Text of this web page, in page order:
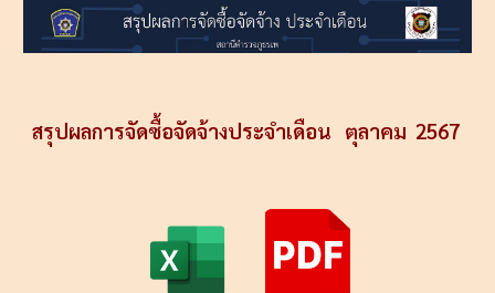
สรุปผลการจัดซื้อจัดจ้างประจำเดือน ตุลาคม 2567